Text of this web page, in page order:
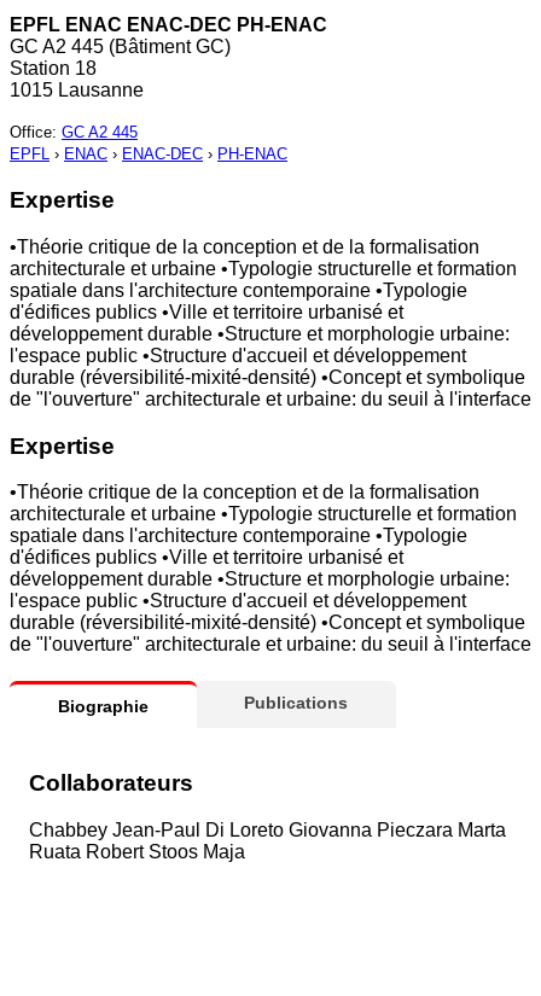
EPFL ENAC ENAC-DEC PH-ENAC
GC A2 445 (Bâtiment GC)
Station 18
1015 Lausanne
Office: GC A2 445
EPFL › ENAC › ENAC-DEC › PH-ENAC
Expertise
•Théorie critique de la conception et de la formalisation
architecturale et urbaine •Typologie structurelle et formation
spatiale dans l'architecture contemporaine •Typologie
d'édifices publics •Ville et territoire urbanisé et
développement durable •Structure et morphologie urbaine:
l'espace public •Structure d'accueil et développement
durable (réversibilité-mixité-densité) •Concept et symbolique
de "l'ouverture" architecturale et urbaine: du seuil à l'interface
Expertise
•Théorie critique de la conception et de la formalisation
architecturale et urbaine •Typologie structurelle et formation
spatiale dans l'architecture contemporaine •Typologie
d'édifices publics •Ville et territoire urbanisé et
développement durable •Structure et morphologie urbaine:
l'espace public •Structure d'accueil et développement
durable (réversibilité-mixité-densité) •Concept et symbolique
de "l'ouverture" architecturale et urbaine: du seuil à l'interface
Biographie Publications
Collaborateurs
Chabbey Jean-Paul Di Loreto Giovanna Pieczara Marta
Ruata Robert Stoos Maja